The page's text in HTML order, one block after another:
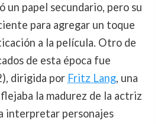
papel secundario, pero su
para agregar un toque
a la película. Otro de
de esta época fue
dirigida por Fritz Lang, una
la madurez de la actriz
interpretar personajes